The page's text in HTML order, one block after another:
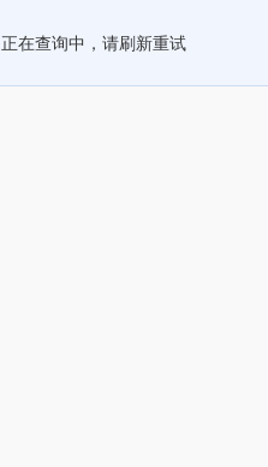
正在查询中，请刷新重试